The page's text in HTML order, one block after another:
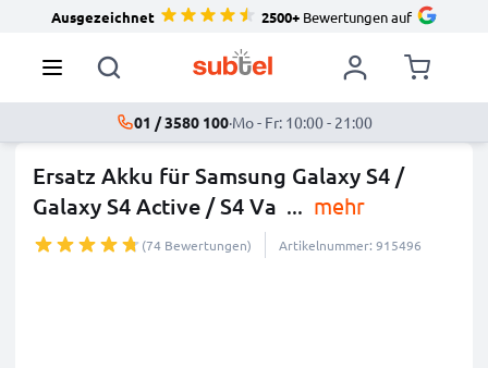
Ausgezeichnet 2500+Bewertungen auf
01 / 3580 100·Mo - Fr: 10:00 - 21:00
Ersatz Akku für Samsung Galaxy S4 /
Galaxy S4 Active / S4 Va ... mehr
(74 Bewertungen) Artikelnummer: 915496